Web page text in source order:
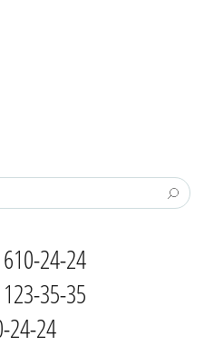
610-24-24
123-35-35
24-24